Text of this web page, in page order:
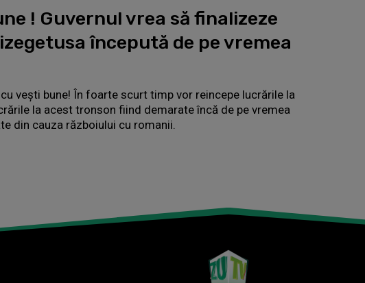
! Guvernul vrea să finalizeze
începută de pe vremea
vești bune! În foarte scurt timp vor reincepe lucrările la
la acest tronson fiind demarate încă de pe vremea
din cauza războiului cu romanii.